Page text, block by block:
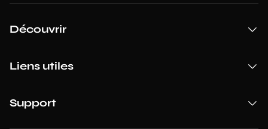
Découvrir
Liens utiles
Support